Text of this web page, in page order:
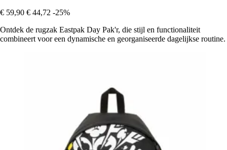
€ 59,90 € 44,72 -25%
Ontdek de rugzak Eastpak Day Pak'r, die stijl en functionaliteit
combineert voor een dynamische en georganiseerde dagelijkse routine.